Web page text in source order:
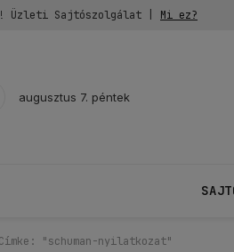
Üzleti Sajtószolgálat | Mi ez?
augusztus 7. péntek
Címke: "schuman-nyilatkozat"